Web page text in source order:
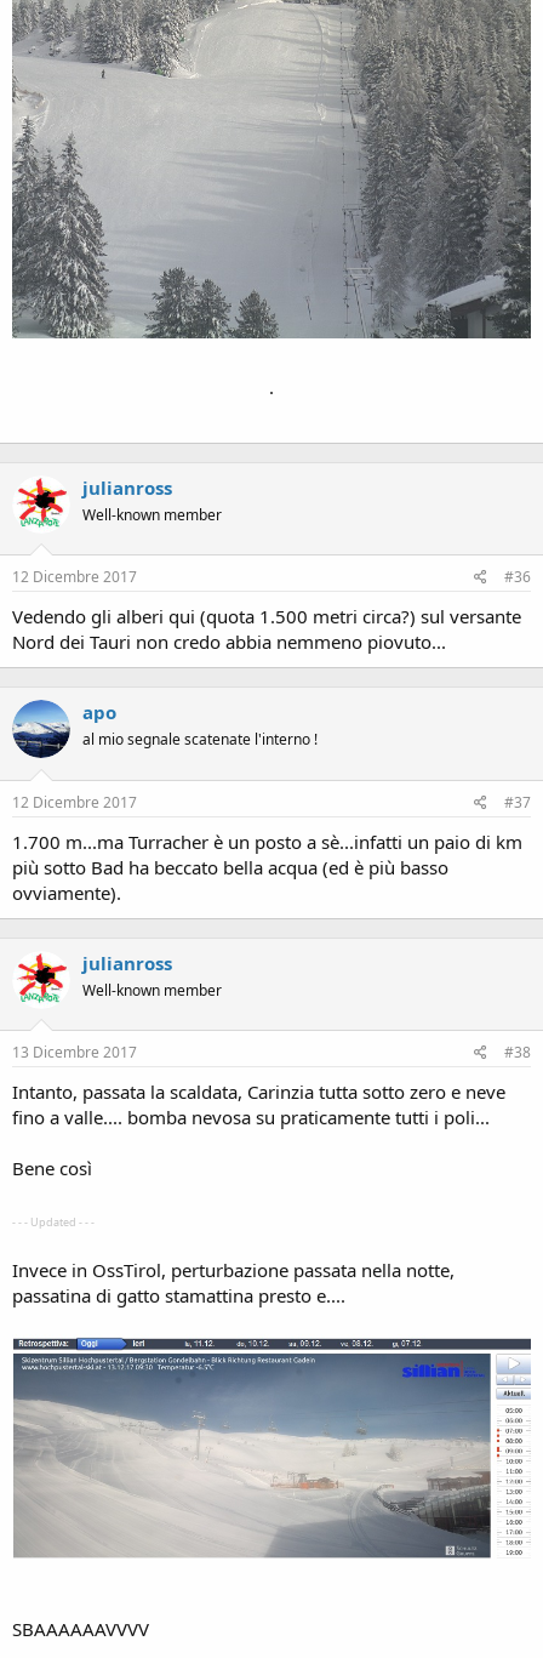
.
julianross
Well-known member
12 Dicembre 2017 #36
Vedendo gli alberi qui (quota 1.500 metri circa?) sul versante
Nord dei Tauri non credo abbia nemmeno piovuto...
apo
al mio segnale scatenate l'interno !
12 Dicembre 2017 #37
1.700 m...ma Turracher è un posto a sè...infatti un paio di km
più sotto Bad ha beccato bella acqua (ed è più basso
ovviamente).
julianross
Well-known member
13 Dicembre 2017 #38
Intanto, passata la scaldata, Carinzia tutta sotto zero e neve
fino a valle.... bomba nevosa su praticamente tutti i poli...
Bene così
- - - Updated - - -
Invece in OssTirol, perturbazione passata nella notte,
passatina di gatto stamattina presto e....
SBAAAAAAVVVV